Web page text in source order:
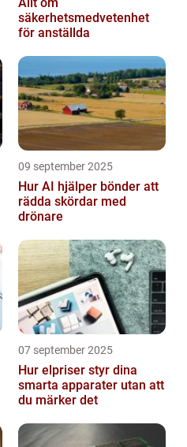
säkerhetsmedvetenhet
för anställda
09 september 2025
Hur AI hjälper bönder att
rädda skördar med
drönare
07 september 2025
Hur elpriser styr dina
smarta apparater utan att
du märker det